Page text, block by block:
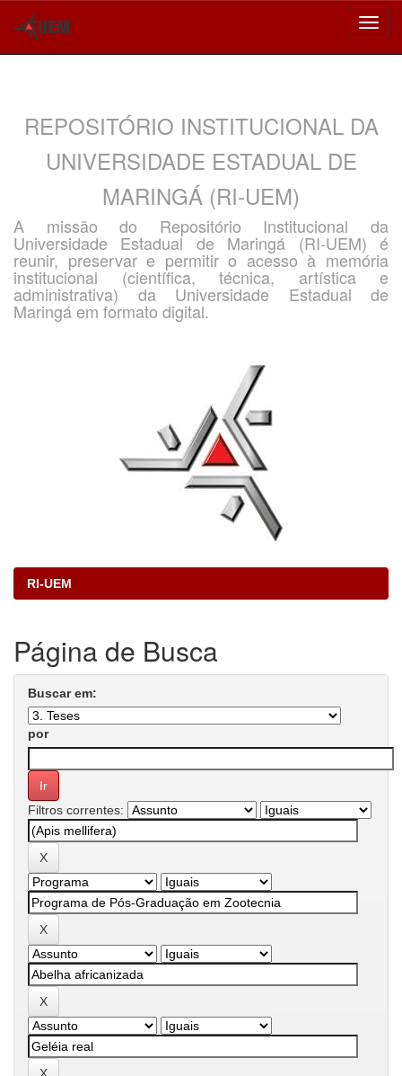
REPOSITÓRIO INSTITUCIONAL DA
UNIVERSIDADE ESTADUAL DE
MARINGÁ (RI-UEM)
A missão do Repositório Institucional da
Universidade Estadual de Maringá (RI-UEM) é
reunir, preservar e permitir o acesso à memória
institucional (científica, técnica, artística e
administrativa) da Universidade Estadual de
Maringá em formato digital.
RI-UEM
Página de Busca
Buscar em:
por
Filtros correntes: